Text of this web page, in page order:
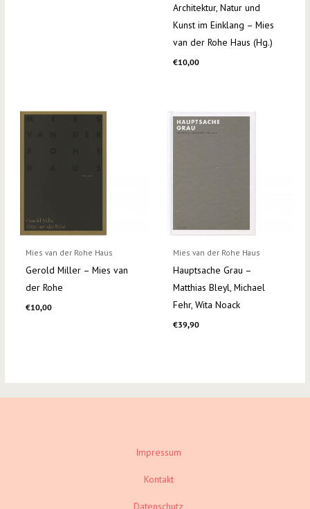
Architektur, Natur und
Kunst im Einklang – Mies
van der Rohe Haus (Hg.)
€10,00
Mies van der Rohe Haus
Gerold Miller – Mies van
der Rohe
€10,00
Mies van der Rohe Haus
Hauptsache Grau –
Matthias Bleyl, Michael
Fehr, Wita Noack
€39,90
Impressum
Kontakt
Datenschutz